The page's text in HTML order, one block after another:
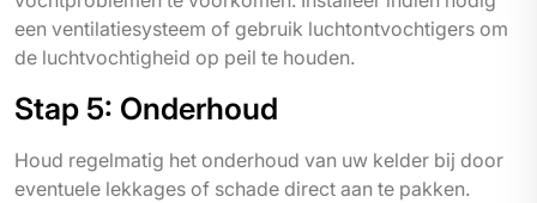
een ventilatiesysteem of gebruik luchtontvochtigers om
de luchtvochtigheid op peil te houden.
Stap 5: Onderhoud
Houd regelmatig het onderhoud van uw kelder bij door
eventuele lekkages of schade direct aan te pakken.